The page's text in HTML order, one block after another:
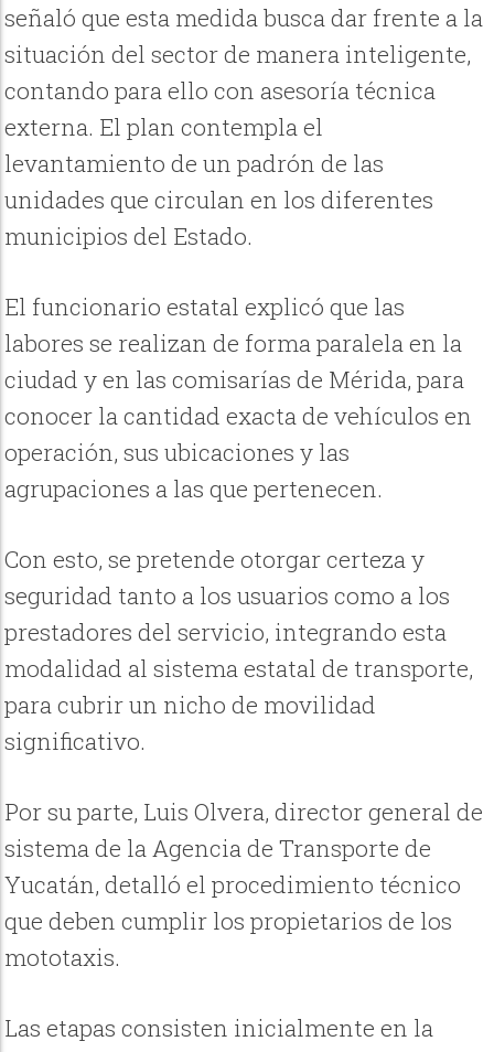
señaló que esta medida busca dar frente a la
situación del sector de manera inteligente,
contando para ello con asesoría técnica
externa. El plan contempla el
levantamiento de un padrón de las
unidades que circulan en los diferentes
municipios del Estado.
El funcionario estatal explicó que las
labores se realizan de forma paralela en la
ciudad y en las comisarías de Mérida, para
conocer la cantidad exacta de vehículos en
operación, sus ubicaciones y las
agrupaciones a las que pertenecen.
Con esto, se pretende otorgar certeza y
seguridad tanto a los usuarios como a los
prestadores del servicio, integrando esta
modalidad al sistema estatal de transporte,
para cubrir un nicho de movilidad
significativo.
Por su parte, Luis Olvera, director general de
sistema de la Agencia de Transporte de
Yucatán, detalló el procedimiento técnico
que deben cumplir los propietarios de los
mototaxis.
Las etapas consisten inicialmente en la